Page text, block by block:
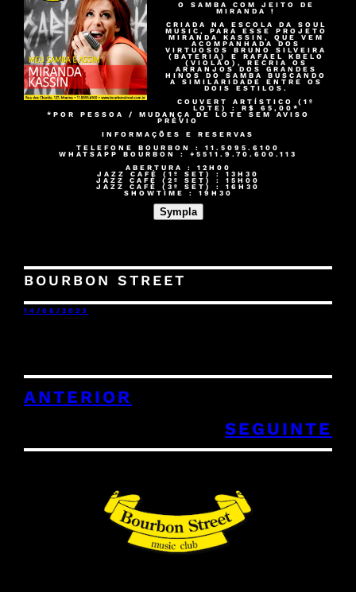
O SAMBA COM JEITO DE
MIRANDA !
CRIADA NA ESCOLA DA SOUL
MUSIC, PARA ESSE PROJETO
MIRANDA KASSIN, QUE VEM
ACOMPANHADA DOS
VIRTUOSOS BRUNO SILVEIRA
(BATERIA) E RAFAEL KBELO
(VIOLÃO), RECRIA OS
ARRANJOS DOS GRANDES
HINOS DO SAMBA BUSCANDO
A SIMILARIDADE ENTRE OS
DOIS ESTILOS.
COUVERT ARTÍSTICO (1º
LOTE) : R$ 65,00*
*POR PESSOA / MUDANÇA DE LOTE SEM AVISO
PRÉVIO
INFORMAÇÕES E RESERVAS
TELEFONE BOURBON : 11.5095.6100
WHATSAPP BOURBON : +5511.9.70.600.113
ABERTURA :
12H00
JAZZ CAFÉ (1º SET) :
13H30
JAZZ CAFÉ (2º SET) :
15H00
JAZZ CAFÉ (3º SET) :
16H30
SHOWTIME :
19H30
Sympla
BOURBON STREET
14/06/2023
ANTERIOR
SEGUINTE